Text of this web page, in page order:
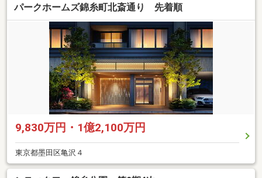
パークホームズ錦糸町北斎通り 先着順
9,830万円・1億2,100万円
東京都墨田区亀沢４